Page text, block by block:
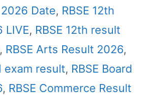
Date, RBSE 12th
LIVE, RBSE 12th result
, RBSE Arts Result 2026,
exam result, RBSE Board
, RBSE Commerce Result